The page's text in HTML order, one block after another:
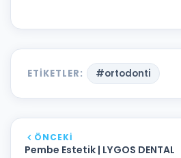
ETIKETLER: #ortodonti
ÖNCEKI
Pembe Estetik | LYGOS DENTAL